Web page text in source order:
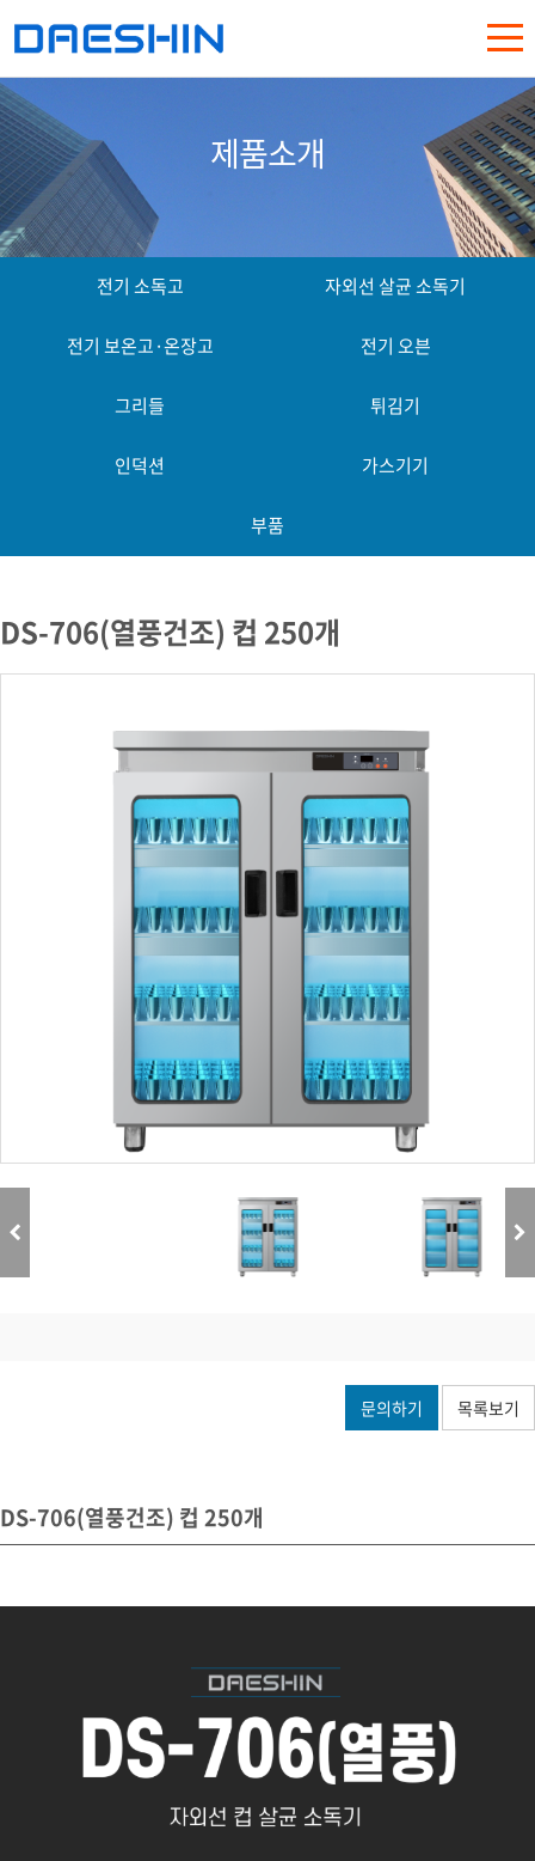
제품소개
전기 소독고 자외선 살균 소독기
전기 보온고·온장고 전기 오븐
그리들 튀김기
인덕션 가스기기
부품
DS-706(열풍건조) 컵 250개
문의하기 목록보기
DS-706(열풍건조) 컵 250개